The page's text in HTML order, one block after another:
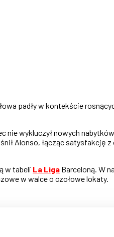
padły w kontekście
nie wykluczył nowych
Alonso, łącząc satysfakcję
w tabeli La Liga Barceloną. W
w walce o czołowe lokaty.